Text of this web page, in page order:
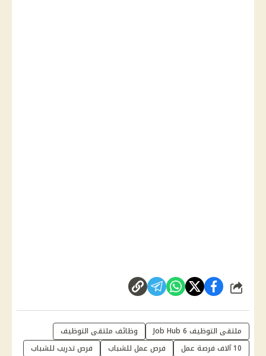
شارك
ملتقى التوظيف Job Hub 6
وظائف ملتقى التوظيف
10 آلاف فرصة عمل
فرص عمل للشباب
فرص تدريب للشباب